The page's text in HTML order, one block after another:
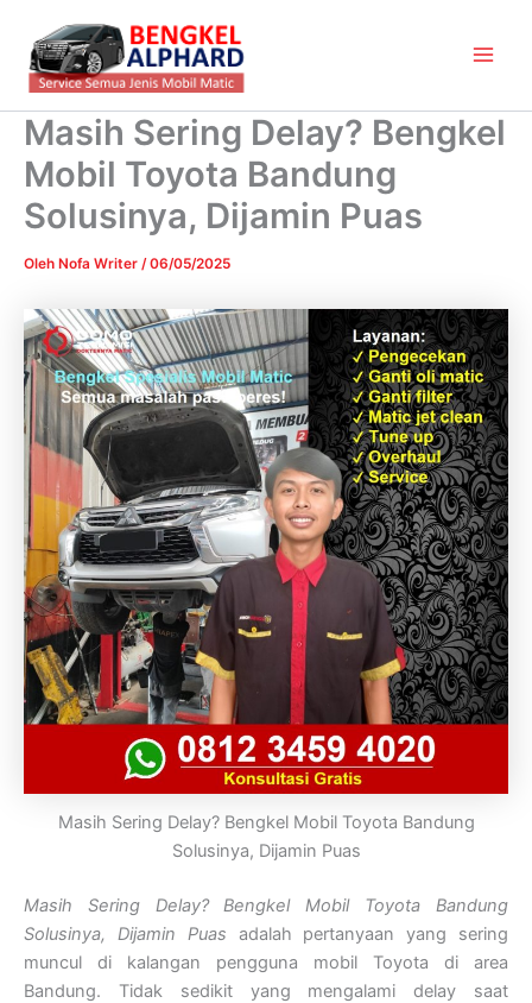
konten
Masih Sering Delay? Bengkel
Mobil Toyota Bandung
Solusinya, Dijamin Puas
Oleh Nofa Writer /06/05/2025
Masih Sering Delay? Bengkel Mobil Toyota Bandung
Solusinya, Dijamin Puas
Masih Sering Delay? Bengkel Mobil Toyota Bandung
Solusinya, Dijamin Puas adalah pertanyaan yang sering
muncul di kalangan pengguna mobil Toyota di area
Bandung. Tidak sedikit yang mengalami delay saat